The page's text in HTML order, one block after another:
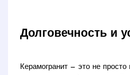
Долговечность и
Керамогранит — это не просто